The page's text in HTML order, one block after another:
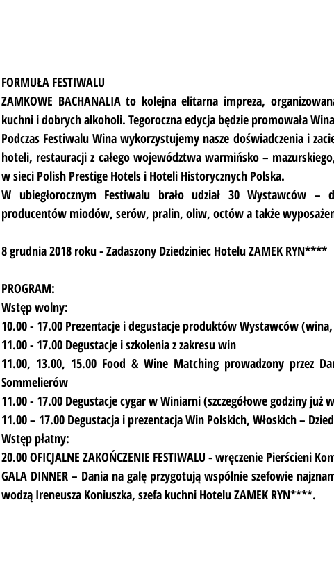
FORMUŁA FESTIWALU
ZAMKOWE BACHANALIA to kolejna elitarna impreza,
kuchni i dobrych alkoholi. Tegoroczna edycja będzie promowała
Podczas Festiwalu Wina wykorzystujemy nasze doświadczenia i
hoteli, restauracji z całego województwa warmińsko –
w sieci Polish Prestige Hotels i Hoteli Historycznych Polska.
W ubiegłorocznym Festiwalu brało udział 30 Wystawców
producentów miodów, serów, pralin, oliw, octów a także
8 grudnia 2018 roku - Zadaszony Dziedziniec Hotelu ZAMEK RYN****
PROGRAM:
Wstęp wolny:
10.00 - 17.00 Prezentacje i degustacje produktów Wystawców
11.00 - 17.00 Degustacje i szkolenia z zakresu win
11.00, 13.00, 15.00 Food & Wine Matching prowadzony przez
Sommelierów
11.00 - 17.00 Degustacje cygar w Winiarni (szczegółowe godziny już
11.00 – 17.00 Degustacja i prezentacja Win Polskich, Włoskich –
Wstęp płatny:
20.00 OFICJALNE ZAKOŃCZENIE FESTIWALU - wręczenie Pierścieni
GALA DINNER – Dania na galę przygotują wspólnie szefowie
wodzą Ireneusza Koniuszka, szefa kuchni Hotelu ZAMEK RYN****.